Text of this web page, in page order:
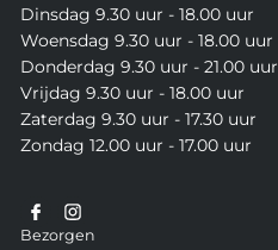
Dinsdag 9.30 uur - 18.00 uur
Woensdag 9.30 uur - 18.00 uur
Donderdag 9.30 uur - 21.00 uur
Vrijdag 9.30 uur - 18.00 uur
Zaterdag 9.30 uur - 17.30 uur
Zondag 12.00 uur - 17.00 uur
Bezorgen